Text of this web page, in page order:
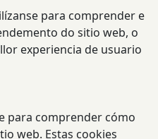
para comprender e
do sitio web, o
experiencia de usuario
para comprender cómo
web. Estas cookies